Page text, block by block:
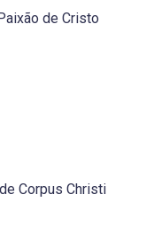
de Cristo
Corpus Christi